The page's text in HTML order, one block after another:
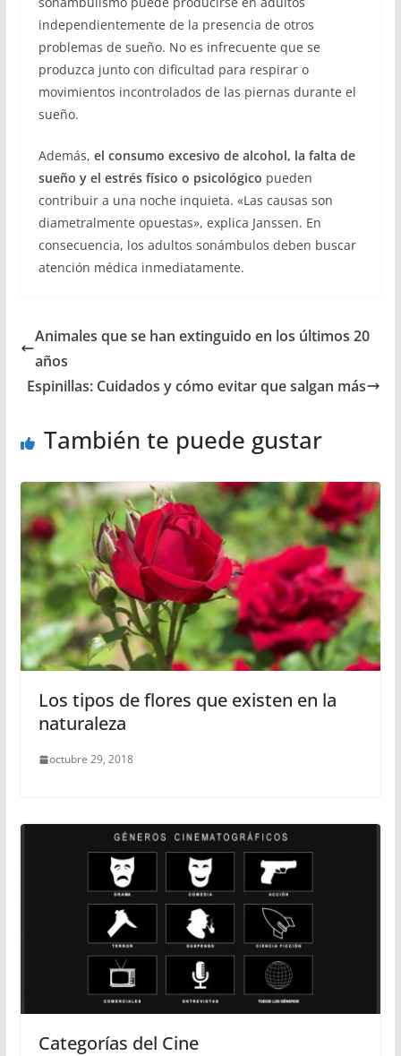
independientemente de la presencia de otros
problemas de sueño. No es infrecuente que se
produzca junto con dificultad para respirar o
movimientos incontrolados de las piernas durante el
sueño.
Además, el consumo excesivo de alcohol, la falta de
sueño y el estrés físico o psicológico pueden
contribuir a una noche inquieta. «Las causas son
diametralmente opuestas», explica Janssen. En
consecuencia, los adultos sonámbulos deben buscar
atención médica inmediatamente.
Animales que se han extinguido en los últimos 20
años
Espinillas: Cuidados y cómo evitar que salgan más
También te puede gustar
Los tipos de flores que existen en la
naturaleza
octubre 29, 2018
Categorías del Cine